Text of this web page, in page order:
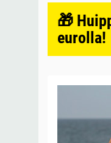
🎁
eurolla!